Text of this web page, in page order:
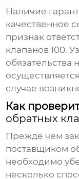
Наличие
качественное
признак
клапанов 100.
обязательства
случае
Как
обратных
Прежде чем
поставщиком
необходимо
несколько